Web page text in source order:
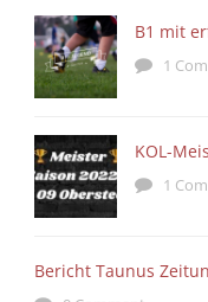
B1 mit
1
KOL-
1
Bericht Taunus